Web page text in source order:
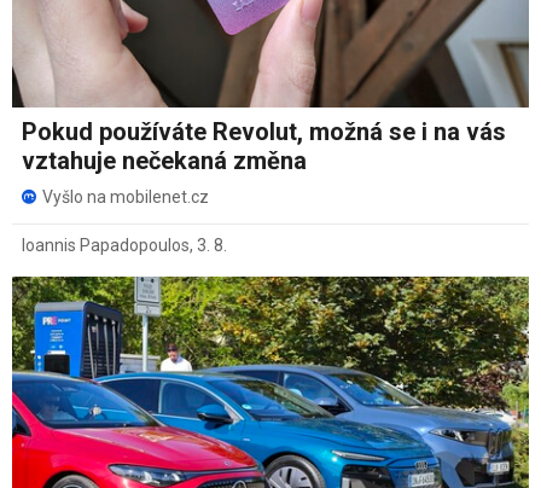
Pokud používáte Revolut, možná se i na vás
vztahuje nečekaná změna
Vyšlo na mobilenet.cz
Ioannis Papadopoulos, 3. 8.